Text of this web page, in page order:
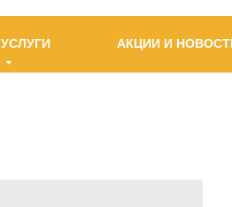
УСЛУГИ АКЦИИ И